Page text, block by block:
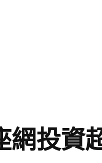
網投資